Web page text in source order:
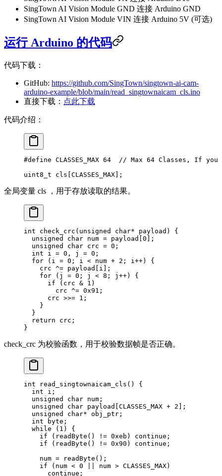
SingTown AI Vision Module GND 连接 Arduino GND
SingTown AI Vision Module VIN 连接 Arduino 5V (可选)
运行 Arduino 的代码
代码下载：
GitHub: https://github.com/SingTown/singtown-ai-cam-
arduino-example/blob/main/read_singtownaicam_cls.ino
直接下载： 点此下载
代码介绍：
#define CLASSES_MAX 64
// Max 64 Classes, If you
uint8_t cls[CLASSES_MAX];
全局变量 cls ，用于存放读取的结果。
int check_crc ( unsigned char* payload ) {
  unsigned
char num = payload[ 0 ];
  unsigned
char crc = 0 ;
  int
i = 0 , j = 0 ;
  for
(i = 0 ; i < num + 2 ; i ++) {
    crc
^= payload[i];
    for
(j = 0 ; j < 8 ; j ++) {
      if
(crc & 1 )
        crc
^= 0x91 ;
      crc
>>= 1 ;
    }
  }
  return
crc;
}
check_crc 为校验函数，用于校验数据帧是否正确。
int read_singtownaicam_cls () {
  int
i;
  unsigned
char num;
  unsigned
char payload[CLASSES_MAX + 2 ];
  unsigned
char* obj_ptr;
  int
byte;
  while
( 1 ) {
    if
( readByte () != 0xeb ) continue ;
    if
( readByte () != 0x90 ) continue ;
    num
= readByte ();
    if
(num < 0 num > CLASSES_MAX)
      continue
;